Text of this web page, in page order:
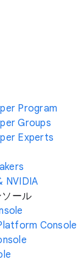
Program
Groups
Experts
NVIDIA
ール
Console